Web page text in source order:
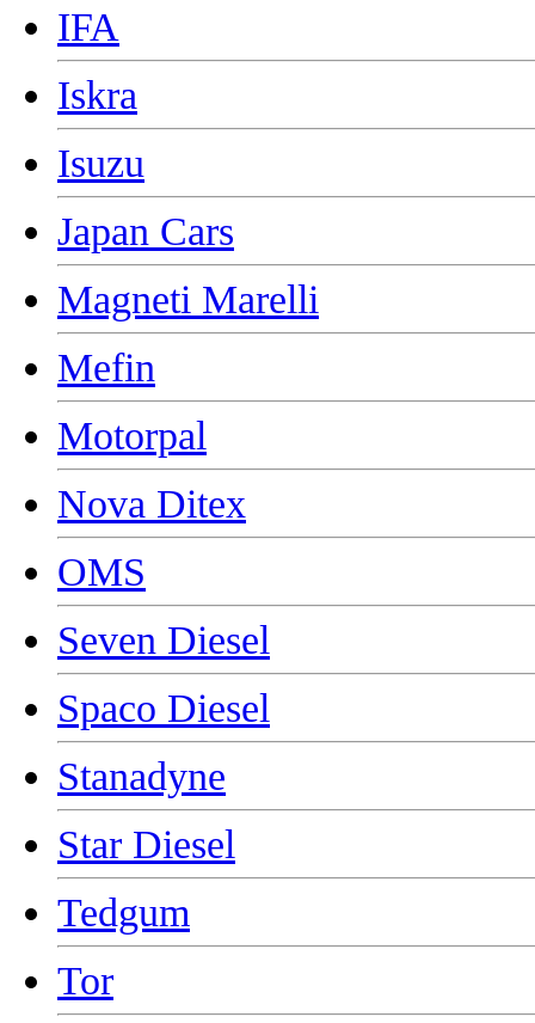
IFA
Iskra
Isuzu
Japan Cars
Magneti Marelli
Mefin
Motorpal
Nova Ditex
OMS
Seven Diesel
Spaco Diesel
Stanadyne
Star Diesel
Tedgum
Tor